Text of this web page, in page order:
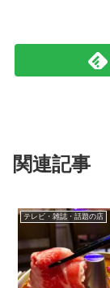
関連記事
テレビ・雑誌・話題の店